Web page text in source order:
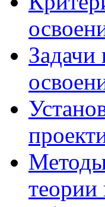
Задачи
теории